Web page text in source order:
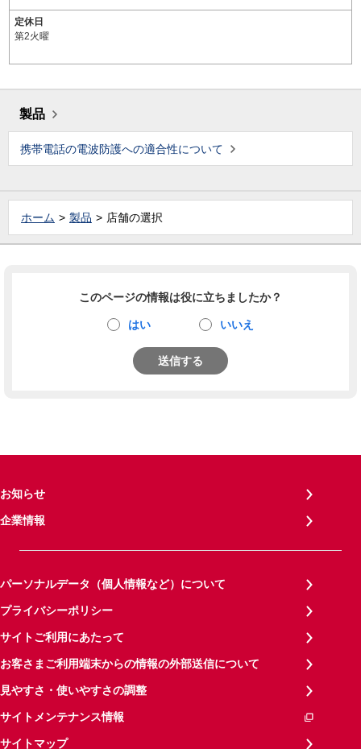
定休日
第2火曜
製品
携帯電話の電波防護への適合性について
ホーム 製品 店舗の選択
このページの情報は役に立ちましたか？
はい いいえ
送信する
お知らせ
企業情報
パーソナルデータ（個人情報など）について
プライバシーポリシー
サイトご利用にあたって
お客さまご利用端末からの情報の外部送信について
見やすさ・使いやすさの調整
サイトメンテナンス情報
サイトマップ